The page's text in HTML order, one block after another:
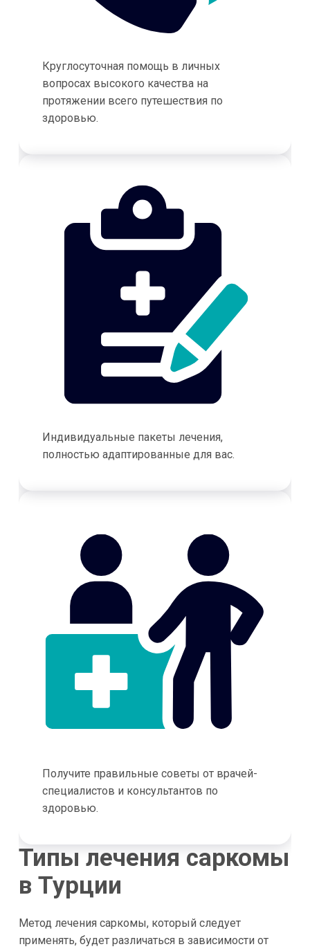
Круглосуточная помощь в личных
вопросах высокого качества на
протяжении всего путешествия по
здоровью.
Индивидуальные пакеты лечения,
полностью адаптированные для вас.
Получите правильные советы от врачей-
специалистов и консультантов по
здоровью.
Типы лечения саркомы
в Турции
Метод лечения саркомы, который следует
применять, будет различаться в зависимости от